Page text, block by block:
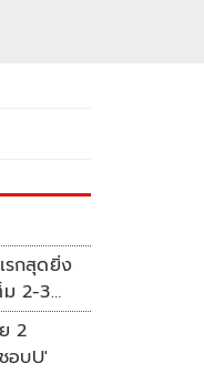
รกสุดยิ่ง
ม 2-3
2
อบU'